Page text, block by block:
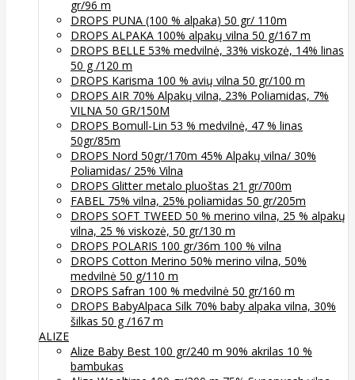
gr/96 m
DROPS PUNA (100 % alpaka) 50 gr/ 110m
DROPS ALPAKA 100% alpakų vilna 50 g/167 m
DROPS BELLE 53% medvilnė, 33% viskozė, 14% linas
50 g /120 m
DROPS Karisma 100 % avių vilna 50 gr/100 m
DROPS AIR 70% Alpakų vilna, 23% Poliamidas, 7%
VILNA 50 GR/150M
DROPS Bomull-Lin 53 % medvilnė, 47 % linas
50gr/85m
DROPS Nord 50gr/170m 45% Alpakų vilna/ 30%
Poliamidas/ 25% Vilna
DROPS Glitter metalo pluoštas 21 gr/700m
FABEL 75% vilna, 25% poliamidas 50 gr/205m
DROPS SOFT TWEED 50 % merino vilna, 25 % alpakų
vilna, 25 % viskozė, 50 gr/130 m
DROPS POLARIS 100 gr/36m 100 % vilna
DROPS Cotton Merino 50% merino vilna, 50%
medvilnė 50 g/110 m
DROPS Safran 100 % medvilnė 50 gr/160 m
DROPS BabyAlpaca Silk 70% baby alpaka vilna, 30%
šilkas 50 g /167 m
ALIZE
Alize Baby Best 100 gr/240 m 90% akrilas 10 %
bambukas